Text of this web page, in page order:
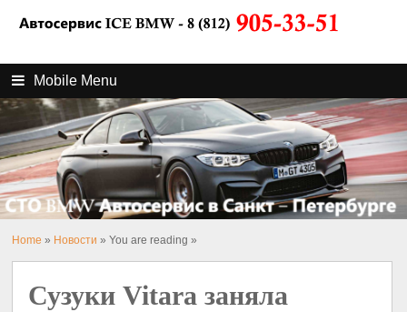
Mobile Menu
Home » Новости » You are reading »
Сузуки Vitara заняла